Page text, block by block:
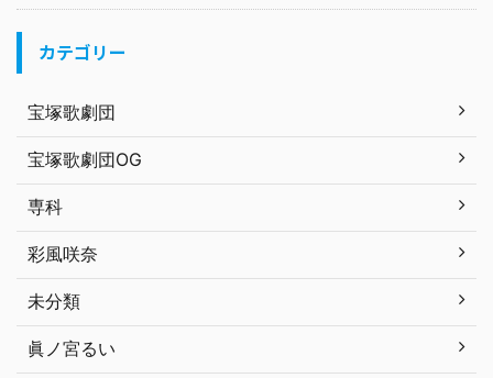
カテゴリー
宝塚歌劇団
宝塚歌劇団OG
専科
彩風咲奈
未分類
眞ノ宮るい